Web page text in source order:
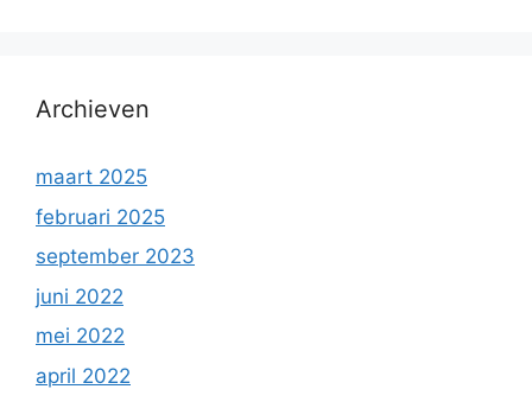
Archieven
maart 2025
februari 2025
september 2023
juni 2022
mei 2022
april 2022